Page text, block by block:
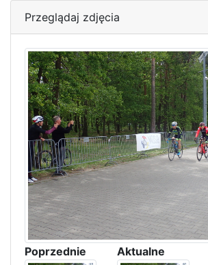
Przeglądaj zdjęcia
Poprzednie Aktualne